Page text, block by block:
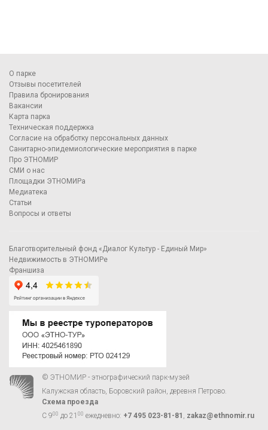
О парке
Отзывы посетителей
Правила бронирования
Вакансии
Карта парка
Техническая поддержка
Согласие на обработку персональных данных
Санитарно-эпидемиологические мероприятия в парке
Про ЭТНОМИР
СМИ о нас
Площадки ЭТНОМИРа
Медиатека
Статьи
Вопросы и ответы
Благотворительный фонд «Диалог Культур - Единый Мир»
Недвижимость в ЭТНОМИРе
Франшиза
© ЭТНОМИР - этнографический парк-музей
Калужская область, Боровский район, деревня Петрово.
Схема проезда
С 900 до 21 00 ежедневно: +7 495 023-81-81 , zakaz@ethnomir.ru